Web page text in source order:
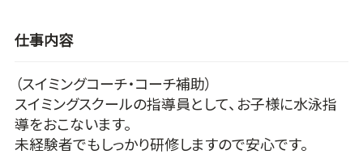
仕事内容
（スイミングコーチ・コーチ補助）
スイミングスクールの指導員として、お子様に水泳指
導をおこないます。
未経験者でもしっかり研修しますので安心です。